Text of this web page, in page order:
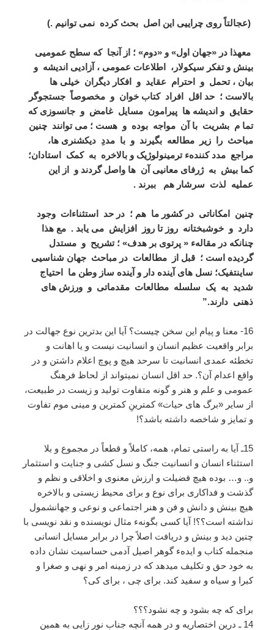
(عجالتاً روی چراییی این اصل بحث کرده نمی توانیم .)
معهذا در «جهان اول» و «دوم» ؛ از آنجا که سطح عمومیی
بینش و تفکر سیکولار، اطلاعات عمومی ، آزادیی اندیشه و
بیان ، تحمل و احترام عقاید و افکار دیگران خیلی ها
بالاست ؛ حد اقل افراد کتاب خوان و مخصوصاً جستجوگر
حقایق و اندیشه ها پیرامون مسایل غامض و جانسوزی که
تما م بشریت با آن مواجه بوده و هست ؛ می توانند چنین
مباحث را زیر مطالعه بگیرند و با مددِ دیکشنری ها،
مراجع مدد کنندهء ترمینولوژیک و بالاخره به کمک استادان؛
کما بیش به ژرفای معانیی آن ها واصل گردند و از این
عملیه لذت سرشار هم ببرند .
چنین امکاناتی در کشور ما هم ؛ در حد استثناءات وجود
دارد و خوشبختانه روز تا روز افزایش می یابد . مع هذا
چنانکه در مقالهء « پرتوی بر هدف» ؛ تشریح و مستدل
گردیده است ؛ قبل از مطالعات در مباحث جهان شناسیی
ساینتفیک؛ نسل های آینده دار و آینده ساز وطن ما احتیاج
شدید به یک سلسله مطالعات مقدماتی و ورزش های
ذهنی دارند.”
16- معنا و پیام این سخن چیست؟ آیا این بدترین نوع جهالت در
برابر واقعیت عظیم انسان و انسانیت نیست و یا اهانت و
تخطئه عمدی انسانیت تا سرحد هیچ و پوچ اعلام داشتن و در
واقع اعدام آن؟. حد اقل انسان نمیتواند از لحاظ فرهنگ
عمومی و علم و هنر و گونه متفاوت تولید و زیست در طبیعت،
از سایر «برگ های حیات» کمترینِ کمترین و مینی موم تفاوت
و تمایز و شاخصه داشته باشد؟!
15ـ آیا به راستی تمام، همه، کاملاً و قطعاً در مجموع و بلا
استثناء انسان و انسانیت جنگ و نسل کشی و جنایت و استثمار
و.. و… بوده هیچ فضیلت و ارزش معنوی و اخلاقی و نظم و
گذشت و فداکاری برای نوع و برای محیط زیستی و بالاخره
هیچ بینش و دانش و فن و هنر اجتماعی و نوعی و جهانشمول
نداشته است؟؟! آیا کسی بگونهء مثال نویسنده و نقد نویسی با
چنین دید و بینش و دریافت اصلاً چرا در برابر مسایل انسانی
منجمله کتاب و ایدهء گوهر اصیل آدمی حساسیت نشان داده
به خود حق و تکلیف میدهد که در زمینه امر و نهی و صغرا و
کبرا و سیاه و سفید کند. برای چی ، برای کی؟
برای که چه بشود و چه نشود؟؟؟
14 ـ درین اختصاریه و در همه آنچه جناب نور زایی به همین